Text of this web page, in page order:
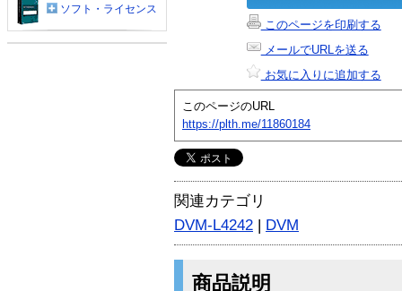
このページを印刷する
メールでURLを送る
お気に入りに追加する
このページのURL
https://plth.me/11860184
関連カテゴリ
DVM-L4242 | DVM
商品説明
ソフト・ライセンス